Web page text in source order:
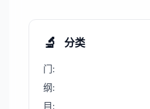
🔬 分类
门:
纲:
目 :